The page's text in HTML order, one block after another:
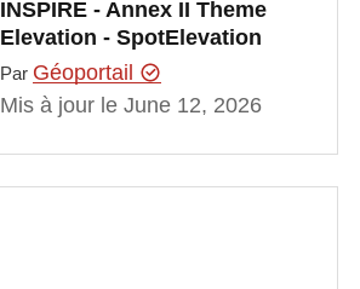
INSPIRE - Annex II Theme
Elevation - SpotElevation
Par Géoportail
Mis à jour le June 12, 2026